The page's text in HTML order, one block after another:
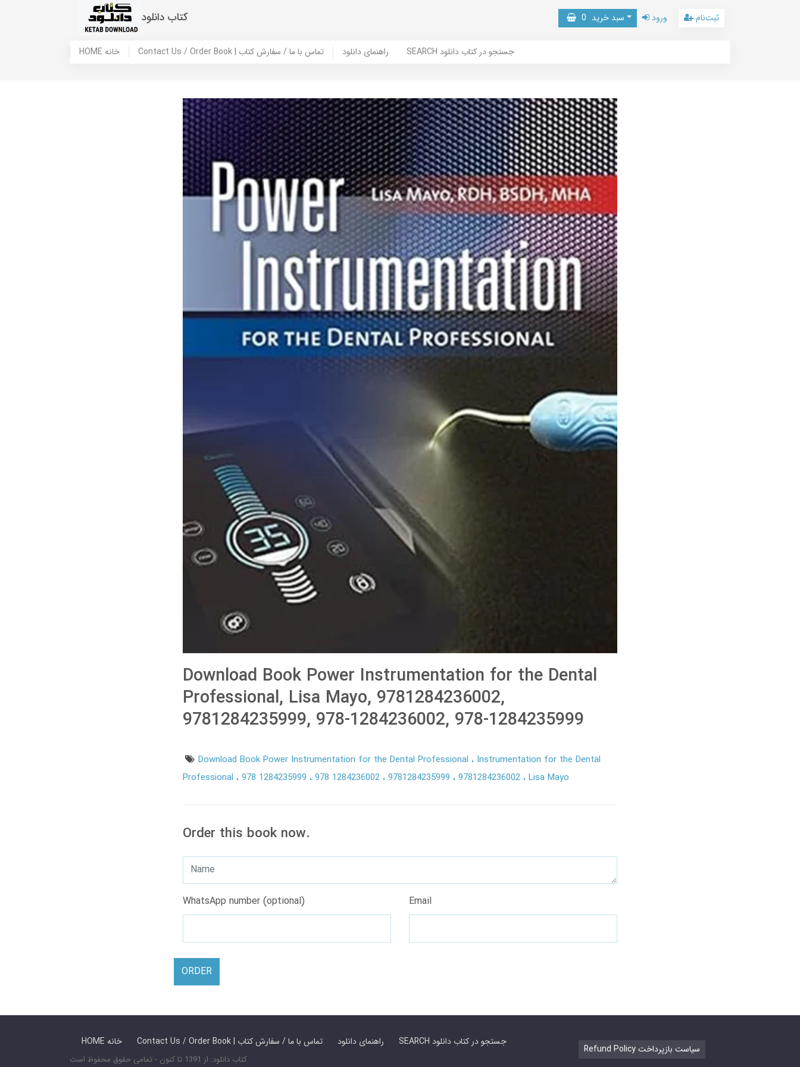
کتاب دانلود سبد خرید 0 ورود ثبت‌نام
HOME خانه Contact Us / Order Book | تماس با ما / سفارش کتاب راهنمای دانلود SEARCH جستجو در کتاب دانلود
Download Book Power Instrumentation for the Dental
Professional, Lisa Mayo, 9781284236002,
9781284235999, 978-1284236002, 978-1284235999
Download Book Power Instrumentation for the Dental Professional Instrumentation for the Dental
Professional
978 1284235999 978 1284236002 9781284235999 9781284236002 Lisa Mayo
Order this book now.
WhatsApp number (optional) Email
ORDER
HOME خانه Contact Us / Order Book | تماس با ما / سفارش کتاب راهنمای دانلود SEARCH جستجو در کتاب دانلود
کتاب دانلود: از 1391 تا کنون - تمامی حقوق محفوظ است
Refund Policy سیاست بازپرداخت